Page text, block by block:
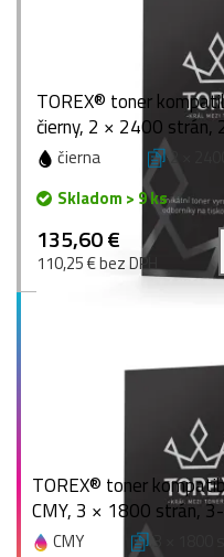
TOREX® toner
čierny, 2 × 2400 strán,
čierna 2 ×
Skladom > 9 ks
135,60 €
110,25 € bez DPH
TOREX® toner
CMY, 3 × 1800 strán,
CMY 3 × 1800